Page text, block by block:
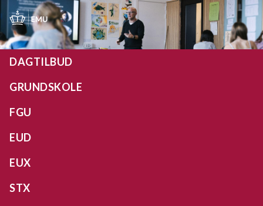
til
hovedindhold
DAGTILBUD
GRUNDSKOLE
FGU
EUD
EUX
STX